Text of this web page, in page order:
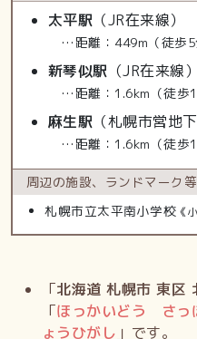
太平駅 （JR在来線）
…距離：449m（徒歩5
新琴似駅 （JR在来線）
…距離：1.6km（徒歩
麻生駅 （札幌市営地
…距離：1.6km（徒歩
周辺の施設、 ランドマーク等
札幌市立太平南小学校 《
「北海道 札幌市 東区
「ほっかいどう さっ
ょうひがし 」です。